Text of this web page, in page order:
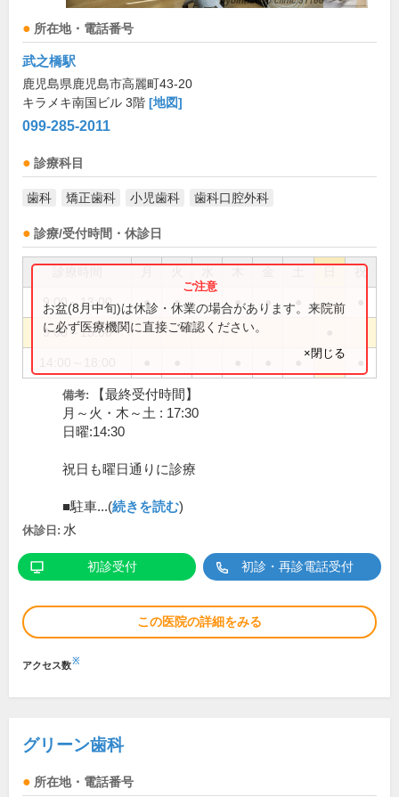
所在地・電話番号
武之橋駅
鹿児島県鹿児島市高麗町43-20
キラメキ南国ビル 3階 [地図]
099-285-2011
診療科目
歯科 矯正歯科 小児歯科 歯科口腔外科
診療/受付時間・休診日
祝
9:00～13:00 ● ● ● ●
9:00～15:00
お盆(8月中旬)は休診・休業の場合があります。来院前
に必ず医療機関に直接ご確認ください。
×閉じる
備考:
【最終受付時間】
月～火・木～土 : 17:30
日曜:14:30
祝日も曜日通りに診療
■駐車...(続きを読む)
休診日: 水
初診受付 初診・再診電話受付
この医院の詳細をみる
アクセス数※
グリーン歯科
所在地・電話番号